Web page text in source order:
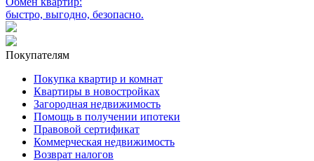
быстро, выгодно, безопасно.
Покупателям
Покупка квартир и комнат
Квартиры в новостройках
Загородная недвижимость
Помощь в получении ипотеки
Правовой сертификат
Коммерческая недвижимость
Возврат налогов